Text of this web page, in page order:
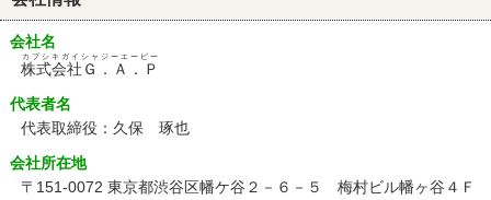
会社名
株式会社Ｇ．Ａ．Ｐ
カブシキガイシャジーエーピー
代表者名
代表取締役：久保 琢也
会社所在地
〒151-0072 東京都渋谷区幡ケ谷２－６－５ 梅村ビル幡ヶ谷４Ｆ